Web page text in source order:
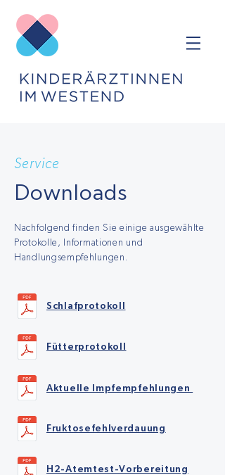
Service
Downloads
Nachfolgend finden Sie einige ausgewählte
Protokolle, Informationen und
Handlungsempfehlungen.
Schlafprotokoll
Fütterprotokoll
Aktuelle Impfempfehlungen
Fruktosefehlverdauung
H2-Atemtest-Vorbereitung